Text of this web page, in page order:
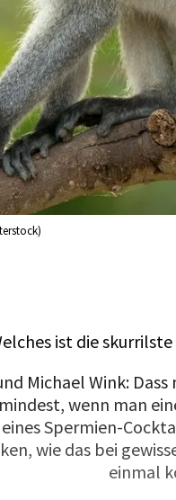
ist die
Michael Wink:
wenn man
Spermien-
wie das bei
einmal